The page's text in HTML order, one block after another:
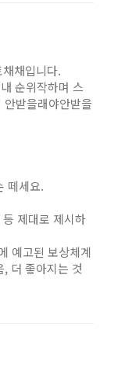
채입니다.
순위작하며 스
받을래야안받을
떼세요.
제대로 제시하
예고된 보상체계
더 좋아지는 것